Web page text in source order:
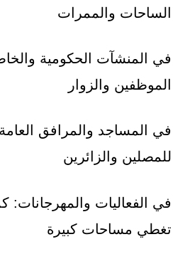
الساحات والممرات
في المنشآت الحكومية
الموظفين والزوار
في المساجد والمرافق
للمصلين والزائرين
في الفعاليات والمهرجانات:
تغطي مساحات كبيرة